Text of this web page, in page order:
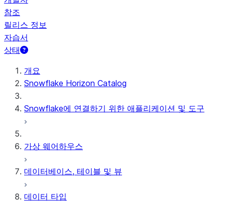
참조
릴리스 정보
자습서
상태
개요
Snowflake Horizon Catalog
Snowflake에 연결하기 위한 애플리케이션 및 도구
가상 웨어하우스
데이터베이스, 테이블 및 뷰
데이터 타입